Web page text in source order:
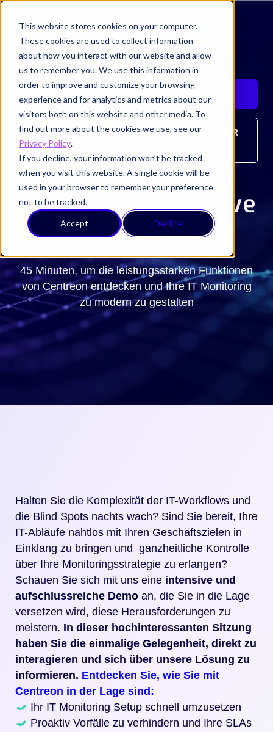
This website stores cookies on your computer.
These cookies are used to collect information
about how you interact with our website and allow
us to remember you. We use this information in
order to improve and customize your browsing
experience and for analytics and metrics about our
visitors both on this website and other media. To
find out more about the cookies we use, see our
Privacy Policy.
If you decline, your information won’t be tracked
when you visit this website. A single cookie will be
used in your browser to remember your preference
not to be tracked.
Accept Decline
DONNERSTAG, 5. OKTOBER UM 10 UHR
Centreon interaktive
Demo
45 Minuten, um die leistungsstarken Funktionen
von Centreon entdecken und Ihre IT Monitoring
zumodern zu gestalten
Halten Sie die Komplexität der IT-Workflows und
die Blind Spots nachts wach? Sind Sie bereit, Ihre
IT-Abläufe nahtlos mit Ihren Geschäftszielen in
Einklang zu bringen und ganzheitliche Kontrolle
über Ihre Monitoringsstrategie zu erlangen?
Schauen Sie sich mit uns eine intensive und
aufschlussreiche Demo an, die Sie in die Lage
versetzen wird, diese Herausforderungen zu
meistern. In dieser hochinteressanten Sitzung
haben Sie die einmalige Gelegenheit, direkt zu
interagieren und sich über unsere Lösung zu
informieren. Entdecken Sie, wie Sie mit
Centreon in der Lage sind:
Ihr IT Monitoring Setup schnell umzusetzen
Proaktiv Vorfälle zu verhindern und Ihre SLAs